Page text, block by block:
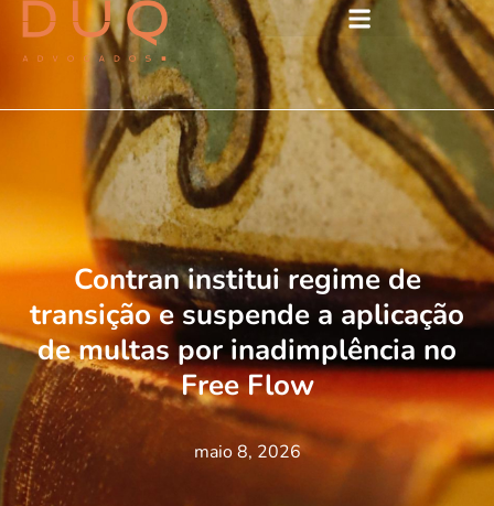
Contran institui regime de
transição e suspende a aplicação
de multas por inadimplência no
Free Flow
maio 8, 2026